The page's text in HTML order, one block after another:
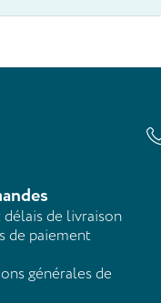
délais de livraison
de paiement
générales de